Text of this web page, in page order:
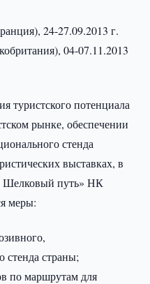
24-27.09.2013 г.
04-07.11.2013
туристского потенциала
рынке, обеспечении
стенда
выставках, в
Шелковый путь» НК
меры:
стенда страны;
по маршрутам для